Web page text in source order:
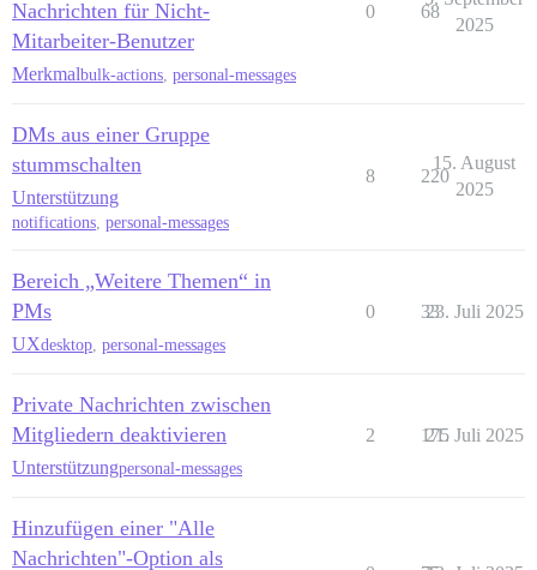
Nachrichten für Nicht-
Mitarbeiter-Benutzer
Merkmalbulk-actions personal-messages
0 68
2025
DMs aus einer Gruppe
stummschalten
Unterstützung
notifications, personal-messages
8 220
15. August
2025
Bereich „Weitere Themen“ in
PMs
UXdesktop personal-messages
0 33
23. Juli 2025
Private Nachrichten zwischen
Mitgliedern deaktivieren
Unterstützungpersonal-messages
2 175
21. Juli 2025
Hinzufügen einer "Alle
Nachrichten"-Option als